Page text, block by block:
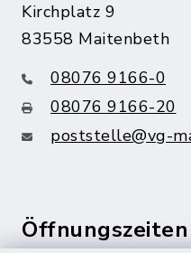
Kirchplatz 9
83558 Maitenbeth
08076 9166-0
08076 9166-20
poststelle@vg-